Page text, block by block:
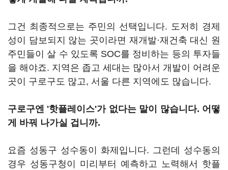
그건 최종적으로는 주민의 선택입니다. 도저히 경제
성이 담보되지 않는 곳이라면 재개발·재건축 대신 원
주민들이 살 수 있도록 SOC를 정비하는 등의 투자들
을 해야죠. 지역은 좁고 세대는 많아서 개발이 어려운
곳이 구로구도 많고, 서울 다른 지역에도 많습니다.
구로구엔 '핫플레이스'가 없다는 말이 많습니다. 어떻
게 바꿔 나가실 겁니까.
요즘 성동구 성수동이 화제입니다. 그런데 성수동의
경우 성동구청이 미리부터 예측하고 노력해서 핫플